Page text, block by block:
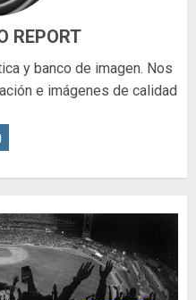
REPORT
y banco de imagen. Nos
e imágenes de calidad